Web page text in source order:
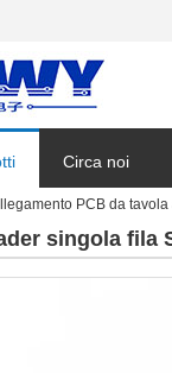
Circa noi
Notizie
PCB da tavola
singola